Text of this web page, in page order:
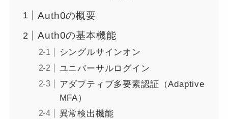
Auth0の概要
Auth0の基本機能
シングルサインオン
ユニバーサルログイン
アダプティブ多要素認証（Adaptive
MFA）
異常検出機能